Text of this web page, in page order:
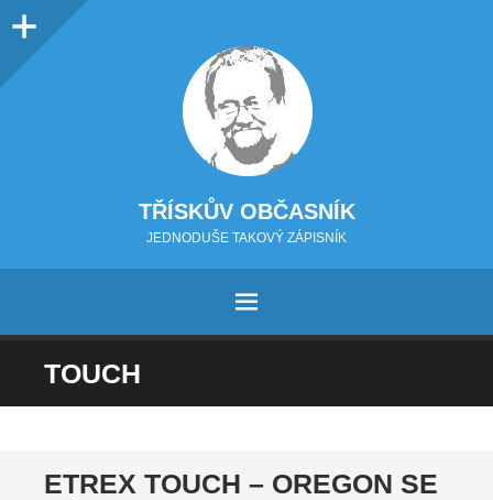
Sidebar
TŘÍSKŮV OBČASNÍK
JEDNODUŠE TAKOVÝ ZÁPISNÍK
PŘEJÍT NA OBSAH
TOUCH
ETREX TOUCH – OREGON SE